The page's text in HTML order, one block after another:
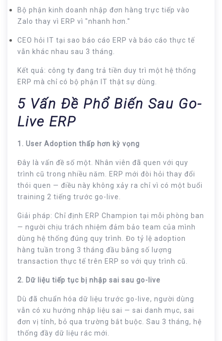
Bộ phận kinh doanh nhập đơn hàng trực tiếp vào
Zalo thay vì ERP vì "nhanh hơn."
CEO hỏi IT tại sao báo cáo ERP và báo cáo thực tế
vẫn khác nhau sau 3 tháng.
Kết quả: công ty đang trả tiền duy trì một hệ thống
ERP mà chỉ có bộ phận IT thật sự dùng.
5 Vấn Đề Phổ Biến Sau Go-
Live ERP
1. User Adoption thấp hơn kỳ vọng
Đây là vấn đề số một. Nhân viên đã quen với quy
trình cũ trong nhiều năm. ERP mới đòi hỏi thay đổi
thói quen — điều này không xảy ra chỉ vì có một buổi
training 2 tiếng trước go-live.
Giải pháp: Chỉ định ERP Champion tại mỗi phòng ban
— người chịu trách nhiệm đảm bảo team của mình
dùng hệ thống đúng quy trình. Đo tỷ lệ adoption
hàng tuần trong 3 tháng đầu bằng số lượng
transaction thực tế trên ERP so với quy trình cũ.
2. Dữ liệu tiếp tục bị nhập sai sau go-live
Dù đã chuẩn hóa dữ liệu trước go-live, người dùng
vẫn có xu hướng nhập liệu sai — sai danh mục, sai
đơn vị tính, bỏ qua trường bắt buộc. Sau 3 tháng, hệ
thống đầy dữ liệu rác mới.